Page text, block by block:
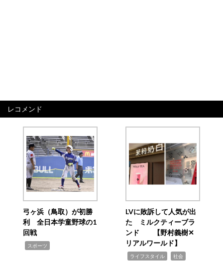
レコメンド
弓ヶ浜（鳥取）が初勝
利 全日本学童野球の1
回戦
スポーツ
LVに敗訴して人気が出
た ミルクティーブラ
ンド 【野村義樹✕
リアルワールド】
ライフスタイル 社会